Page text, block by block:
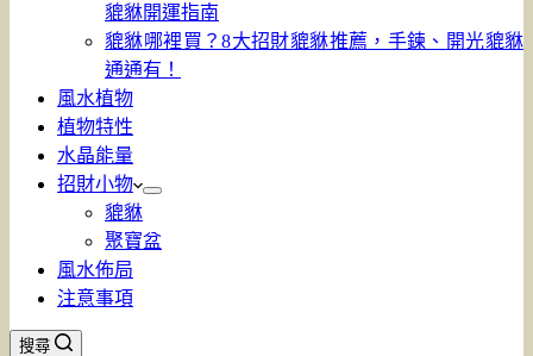
貔貅開運指南
貔貅哪裡買？8大招財貔貅推薦，手鍊、開光貔貅
通通有！
風水植物
植物特性
水晶能量
招財小物
貔貅
聚寶盆
風水佈局
注意事項
搜尋